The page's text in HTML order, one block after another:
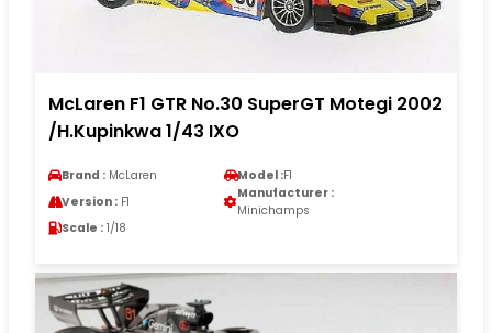
McLaren F1 GTR No.30 SuperGT Motegi 2002
/H.Kupinkwa 1/43 IXO
Brand : McLaren Model :F1
Version : F1
Manufacturer :
Minichamps
Scale : 1/18